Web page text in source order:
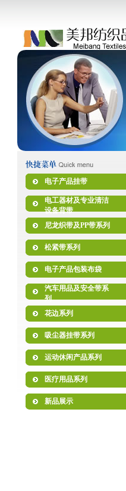
电子产品挂带
电工器材及专业清洁
设备背带
尼龙织带及PP带系列
松紧带系列
电子产品包装布袋
汽车用品及安全带系
列
花边系列
吸尘器挂带系列
运动休闲产品系列
医疗用品系列
新品展示